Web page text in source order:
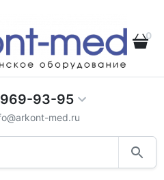
0
93-95
med.ru